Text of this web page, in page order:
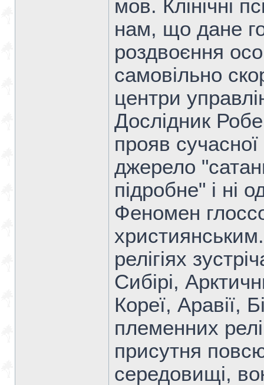
мов. Клінічні
нам, що дане
роздвоєння
самовільно
центри
Дослідник
прояв
джерело
підробне" і ні
Феномен
релігіях
Сибірі,
Кореї, Аравії,
племенних
присутня
середовищі,